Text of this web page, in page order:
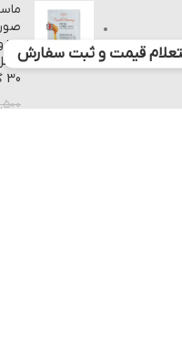
30 گرم
قیمت و ثبت سفارش